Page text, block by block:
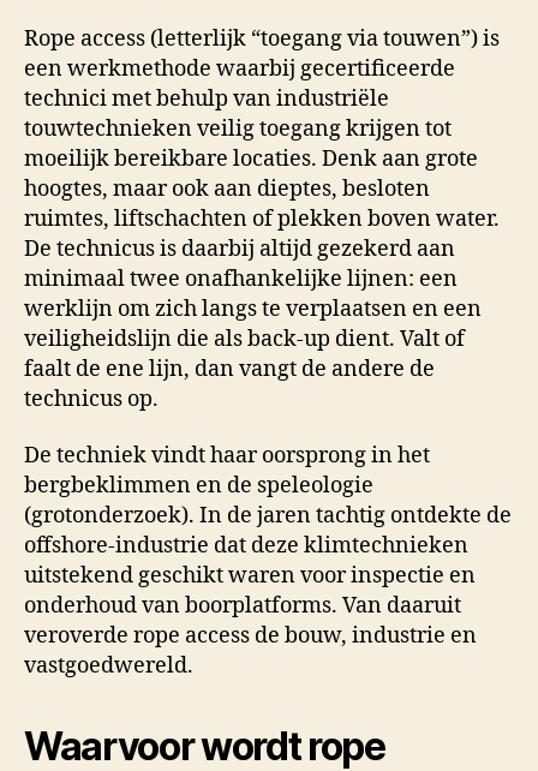
Rope access (letterlijk “toegang via touwen”) is
een werkmethode waarbij gecertificeerde
technici met behulp van industriële
touwtechnieken veilig toegang krijgen tot
moeilijk bereikbare locaties. Denk aan grote
hoogtes, maar ook aan dieptes, besloten
ruimtes, liftschachten of plekken boven water.
De technicus is daarbij altijd gezekerd aan
minimaal twee onafhankelijke lijnen: een
werklijn om zich langs te verplaatsen en een
veiligheidslijn die als back-up dient. Valt of
faalt de ene lijn, dan vangt de andere de
technicus op.
De techniek vindt haar oorsprong in het
bergbeklimmen en de speleologie
(grotonderzoek). In de jaren tachtig ontdekte de
offshore-industrie dat deze klimtechnieken
uitstekend geschikt waren voor inspectie en
onderhoud van boorplatforms. Van daaruit
veroverde rope access de bouw, industrie en
vastgoedwereld.
Waarvoor wordt rope